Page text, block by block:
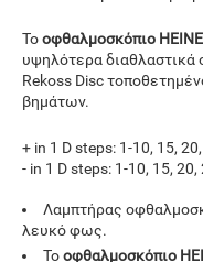
Τοοφθαλμοσκόπιο HEINE
υψηλότερα
Rekoss Disc
βημάτων.
+ in 1 D steps: 1-10, 15,
- in 1 D steps: 1-10, 15, 20,
Λαμπτήρας
λευκό φως.
Τοοφθαλμοσκόπιο